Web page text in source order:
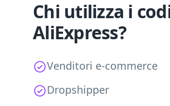
Chi utilizza i
AliExpress?
Venditori e-commerce
Dropshipper